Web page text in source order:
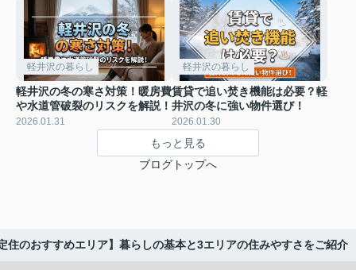
軽井沢の暮らし
軽井沢の冬の寒さ対策！暖房費
や水道管破裂のリスクを解説！
2026.01.31
軽井沢の暮らし
賃貸で追い焚き機能は必要？軽
井沢の冬に強い物件選び！
2026.01.30
もっと見る
ブログトップへ
住のおすすめエリア】暮らしの基本と3エリアの住みやすさをご紹介